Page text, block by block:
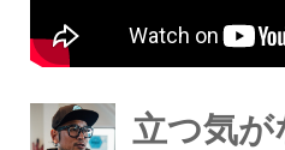
立つ気